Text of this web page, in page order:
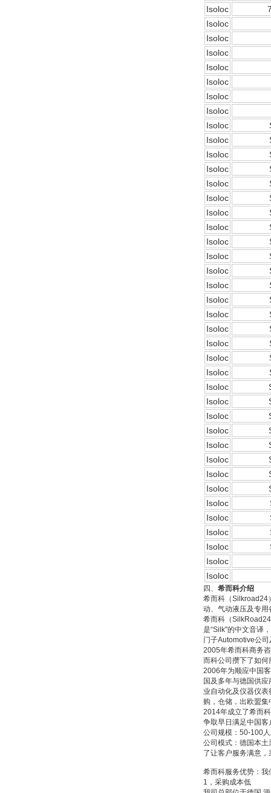
Isoloc
Isoloc
Isoloc
Isoloc
Isoloc
Isoloc
Isoloc
Isoloc
Isoloc
Isoloc
Isoloc
Isoloc
Isoloc
Isoloc
Isoloc
Isoloc
Isoloc
Isoloc
Isoloc
Isoloc
Isoloc
Isoloc
Isoloc
Isoloc
Isoloc
Isoloc
Isoloc
Isoloc
Isoloc
Isoloc
Isoloc
Isoloc
Isoloc
Isoloc
Isoloc
Isoloc
Isoloc
Isoloc
Isoloc
Isoloc
四、 希而科介绍
希而科（Silkroad24
动、气动液压及专用
希而科（
是“Silk"的中文音译
门子Automotive公
2005年希而科商务
而科公司攒下了如
2006年为顺应中国
国及多年与德国供
业自动化及仪器仪
购，仓储，出欧盟
2014年成立了希而
争取早日满足中国
公司规模：50-100
公司模式：德国本
了让客户服务满意，
希而科服务优势：
1，采购成本低